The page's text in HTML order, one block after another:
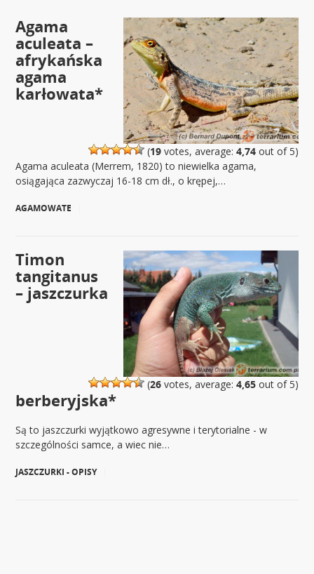
(19votes, average: 4,74out of 5)
Agama
aculeata –
afrykańska
agama
karłowata*
Agama aculeata (Merrem, 1820) to niewielka agama,
osiągająca zazwyczaj 16-18 cm dł., o krępej,…
AGAMOWATE
(26votes, average: 4,65out of 5)
Timon
tangitanus
– jaszczurka
berberyjska*
Są to jaszczurki wyjątkowo agresywne i terytorialne - w
szczególności samce, a wiec nie…
JASZCZURKI - OPISY